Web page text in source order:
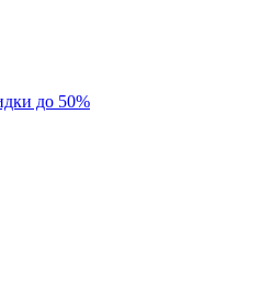
до 50%